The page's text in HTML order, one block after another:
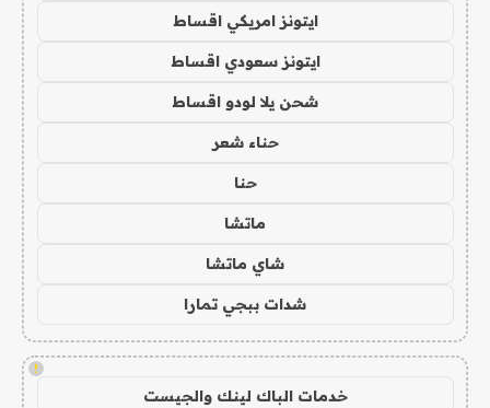
ايتونز امريكي اقساط
ايتونز سعودي اقساط
شحن يلا لودو اقساط
حناء شعر
حنا
ماتشا
شاي ماتشا
شدات ببجي تمارا
!
خدمات الباك لينك والجيست